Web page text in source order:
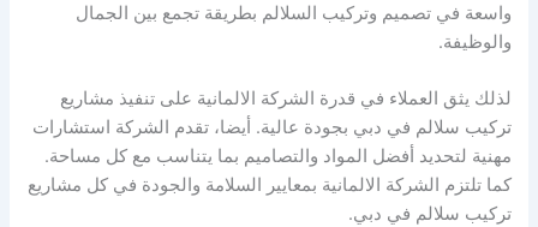
واسعة في تصميم وتركيب السلالم بطريقة تجمع بين الجمال
والوظيفة.
لذلك يثق العملاء في قدرة الشركة الالمانية على تنفيذ مشاريع
تركيب سلالم في دبي بجودة عالية. أيضا، تقدم الشركة استشارات
مهنية لتحديد أفضل المواد والتصاميم بما يتناسب مع كل مساحة.
كما تلتزم الشركة الالمانية بمعايير السلامة والجودة في كل مشاريع
تركيب سلالم في دبي.